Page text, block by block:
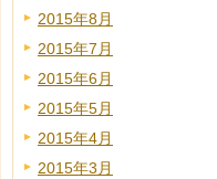
2015年8月
2015年7月
2015年6月
2015年5月
2015年4月
2015年3月